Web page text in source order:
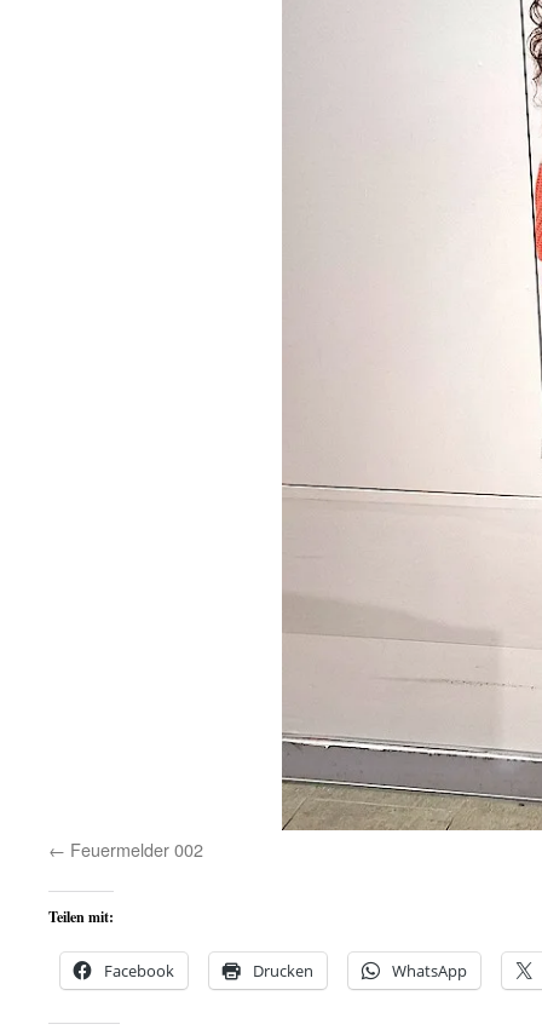
Feuermelder 002
Teilen mit:
Facebook Drucken WhatsApp